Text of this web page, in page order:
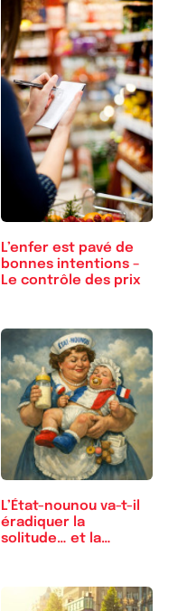
L’enfer est pavé de
bonnes intentions –
Le contrôle des prix
L’État-nounou va-t-il
éradiquer la
solitude… et la…